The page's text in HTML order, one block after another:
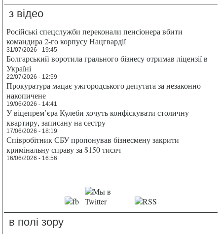
з відео
Російські спецслужби переконали пенсіонера вбити
командира 2-го корпусу Нацгвардії
31/07/2026 - 19:45
Болгарський воротила грального бізнесу отримав ліцензії в
Україні
22/07/2026 - 12:59
Прокуратура мацає ужгородського депутата за незаконно
накопичене
19/06/2026 - 14:41
У віцепрем’єра Кулеби хочуть конфіскувати столичну
квартиру, записану на сестру
17/06/2026 - 18:19
Співробітник СБУ пропонував бізнесмену закрити
кримінальну справу за $150 тисяч
16/06/2026 - 16:56
в полі зору